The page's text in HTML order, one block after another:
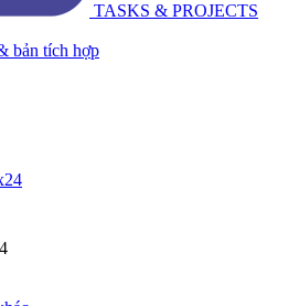
TASKS & PROJECTS
bản tích hợp